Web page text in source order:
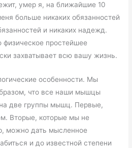
умер я, на ближайшие 10
больше никаких обязанностей
и никаких надежд.
физическое простейшее
захватывает всю вашу жизнь.
особенности. Мы
что все наши мышцы
две группы мышц. Первые,
Вторые, которые мы не
можно дать мысленное
и до известной степени